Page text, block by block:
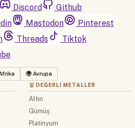
Discord
Github
Mastodon
Pinterest
Threads
Tiktok
🌍 Avrupa
🥇 DEĞERLI METALLER
Altın
Gümüş
Platinyum